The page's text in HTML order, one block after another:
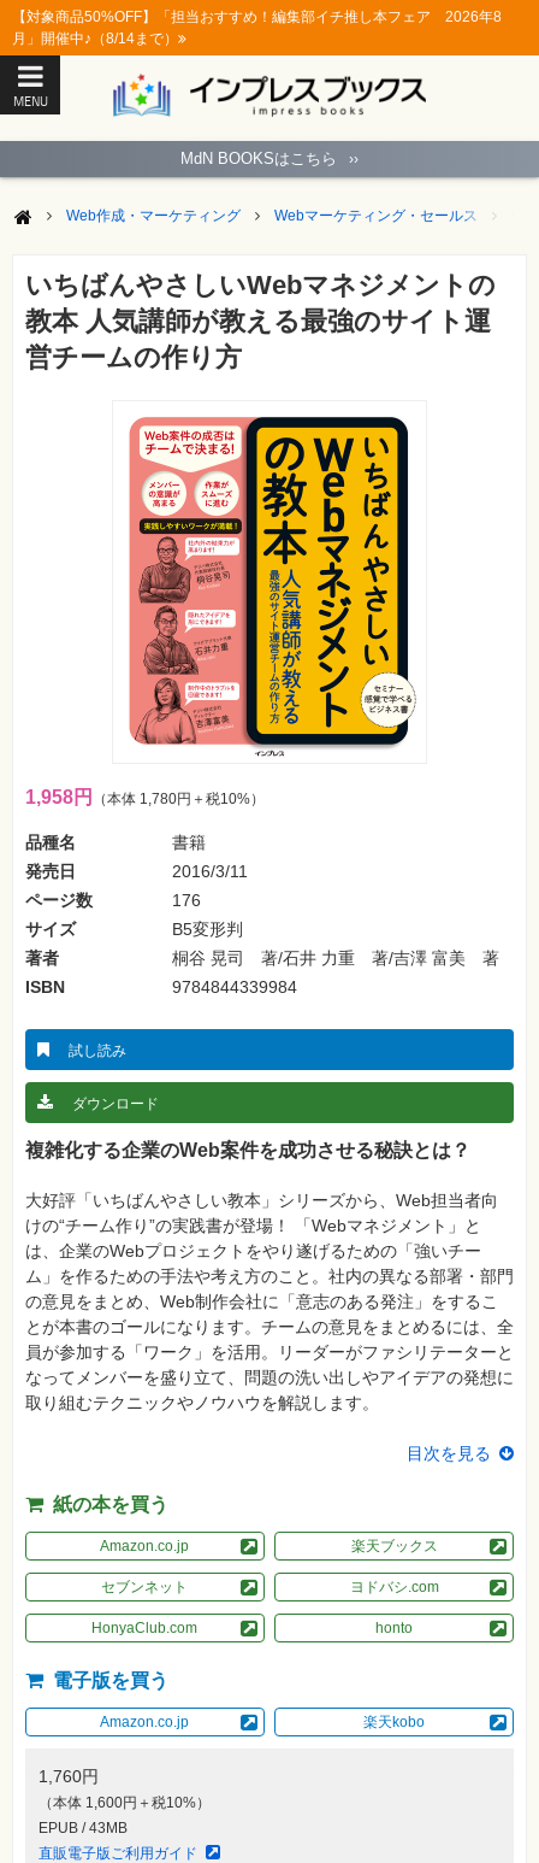
【対象商品50%OFF】「担当おすすめ！編集部イチ推し本フェア 2026年8
月」開催中♪（8/14まで）
MENU
ペ
ジ
ソ
コ
ン
ソ
フ
ト
ン
グ
ジ
ネ
ス・
読
み
物
メ
ラ・
写
真
格
試
プ
ロ
グ
ラ
ン
グ
ネ
ッ
ト
ワ
ノ
ロ
ジ
ー
趣
味・
材
作・
パ
コ
ン・
ビ
ー
MdN BOOKSはこちら ››
Web作成・マーケティング Webマーケティング・セールス
いちばんやさしいWebマネジメントの
教本 人気講師が教える最強のサイト運
営チームの作り方
1,958円 （本体 1,780円＋税10%）
品種名
書籍
発売日
2016/3/11
ページ数
176
サイズ
B5変形判
著者
桐谷 晃司 著/石井 力重 著/吉澤 富美 著
ISBN
9784844339984
試し読み
ダウンロード
複雑化する企業のWeb案件を成功させる秘訣とは？
大好評「いちばんやさしい教本」シリーズから、Web担当者向
けの“チーム作り”の実践書が登場！ 「Webマネジメント」と
は、企業のWebプロジェクトをやり遂げるための「強いチー
ム」を作るための手法や考え方のこと。社内の異なる部署・部門
の意見をまとめ、Web制作会社に「意志のある発注」をするこ
とが本書のゴールになります。チームの意見をまとめるには、全
員が参加する「ワーク」を活用。リーダーがファシリテーターと
なってメンバーを盛り立て、問題の洗い出しやアイデアの発想に
取り組むテクニックやノウハウを解説します。
目次を見る
紙の本を買う
Amazon.co.jp 楽天ブックス
セブンネット ヨドバシ.com
HonyaClub.com honto
電子版を買う
Amazon.co.jp 楽天kobo
1,760円
（本体 1,600円＋税10%）
EPUB / 43MB
直販電子版ご利用ガイド